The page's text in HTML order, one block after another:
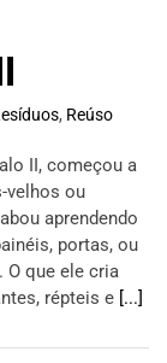
, Reúso
II, começou a
velhos ou
aprendendo
portas, ou
que ele cria
répteis e [...]